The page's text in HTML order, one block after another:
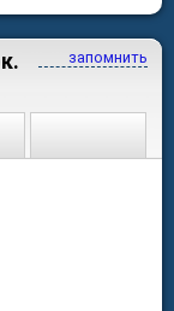
запомнить